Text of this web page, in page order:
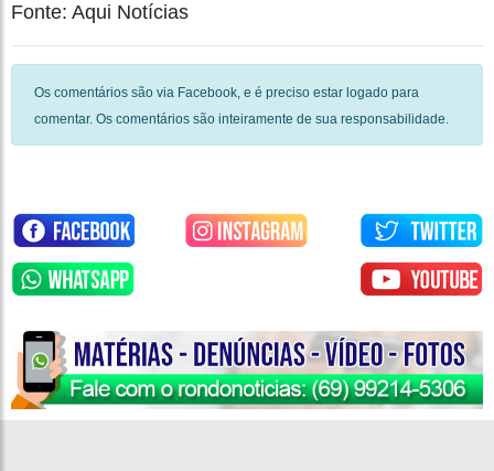
Fonte: Aqui Notícias
Os comentários são via Facebook, e é preciso estar logado para
comentar. Os comentários são inteiramente de sua responsabilidade.